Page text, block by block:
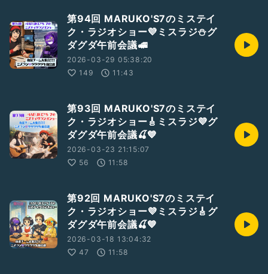
第94回 MARUKO'S7のミステイ
ク・ラジオショー💜ミスラジ⛄グ
ダグダ午前会議🚅
2026-03-29 05:38:20
149
11:43
第93回 MARUKO'S7のミステイ
ク・ラジオショー🎸ミスラジ💜グ
ダグダ午前会議🍒💙
2026-03-23 21:15:07
56
11:58
第92回 MARUKO'S7のミステイ
ク・ラジオショー💜ミスラジ🎸グ
ダグダ午前会議🍒💙
2026-03-18 13:04:32
47
11:58